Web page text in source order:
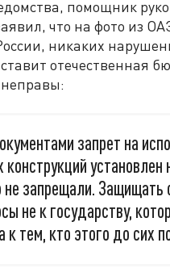
помощник
что на фото из
никаких
отечественная
запрет на
установлен
не запрещали.
не к государству,
тем, кто этого до сих